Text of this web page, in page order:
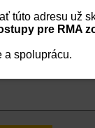
túto adresu už
pre RMA
a spoluprácu.